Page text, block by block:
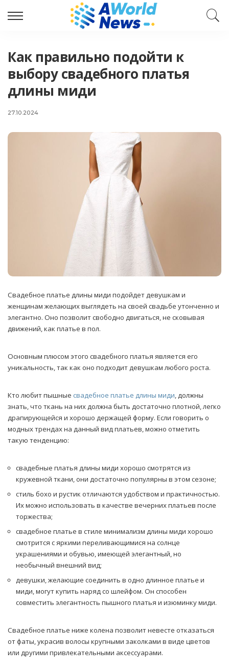
Как правильно подойти к
выбору свадебного платья
длины миди
27.10.2024
Свадебное платье длины миди подойдет девушкам и
женщинам желающих выглядеть на своей свадьбе утонченно и
элегантно. Оно позволит свободно двигаться, не сковывая
движений, как платье в пол.
Основным плюсом этого свадебного платья является его
уникальность, так как оно подходит девушкам любого роста.
Кто любит пышные свадебное платье длины миди, должны
знать, что ткань на них должна быть достаточно плотной, легко
драпирующейся и хорошо держащей форму. Если говорить о
модных трендах на данный вид платьев, можно отметить
такую тенденцию:
свадебные платья длины миди хорошо смотрятся из
кружевной ткани, они достаточно популярны в этом сезоне;
стиль бохо и рустик отличаются удобством и практичностью.
Их можно использовать в качестве вечерних платьев после
торжества;
свадебное платье в стиле минимализм длины миди хорошо
смотрится с яркими переливающимися на солнце
украшениями и обувью, имеющей элегантный, но
необычный внешний вид;
девушки, желающие соединить в одно длинное платье и
миди, могут купить наряд со шлейфом. Он способен
совместить элегантность пышного платья и изюминку миди.
Свадебное платье ниже колена позволит невесте отказаться
от фаты, украсив волосы крупными заколками в виде цветов
или другими привлекательными аксессуарами.